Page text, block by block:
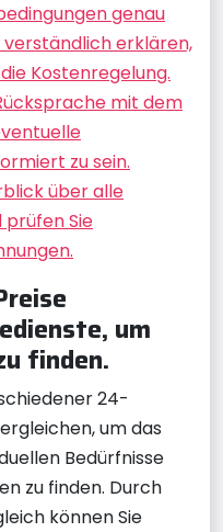
genau
verständlich erklären,
Kostenregelung.
mit dem
zu sein.
über alle
Sie
um
finden.
24-
um das
Bedürfnisse
zu finden. Durch
können Sie